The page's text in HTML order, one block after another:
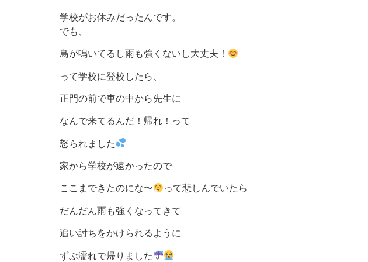
学校がお休みだったんです。
でも、
鳥が鳴いてるし雨も強くないし大丈夫！
って学校に登校したら、
正門の前で車の中から先生に
なんで来てるんだ！帰れ！って
怒られました
家から学校が遠かったので
ここまできたのにな〜
って悲しんでいたら
だんだん雨も強くなってきて
追い討ちをかけられるように
ずぶ濡れで帰りました